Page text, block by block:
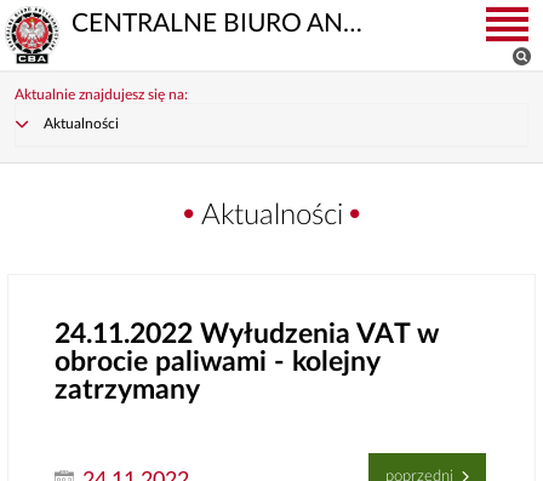
CENTRALNE BIURO ANTYKORUPCYJNE
Aktualnie znajdujesz się na:
Aktualności
Aktualności
24.11.2022 Wyłudzenia VAT w
obrocie paliwami - kolejny
zatrzymany
poprzedni